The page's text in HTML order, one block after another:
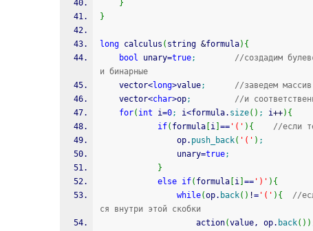
}
}
long calculus ( string &formula) {
bool unary=true;
//создадим
и бинарные
	vector
<long>value;
//заведем
	vector
<char>op;
//и
for( int i=0; i<formula. size( ) ; i++) {
if( formula i == '(' ) {
//если
				op.
push_back( '(' ) ;
				unary
=true;
}
else if( formula i == ')' ) {
while(op. back( ) != '(' ) {
//
ся внутри этой скобки
					action
(value, op. back( ) )